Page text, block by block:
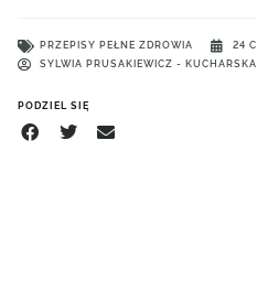
PRZEPISY PEŁNE ZDROWIA
24
SYLWIA PRUSAKIEWICZ - KUCHARSKA
PODZIEL SIĘ